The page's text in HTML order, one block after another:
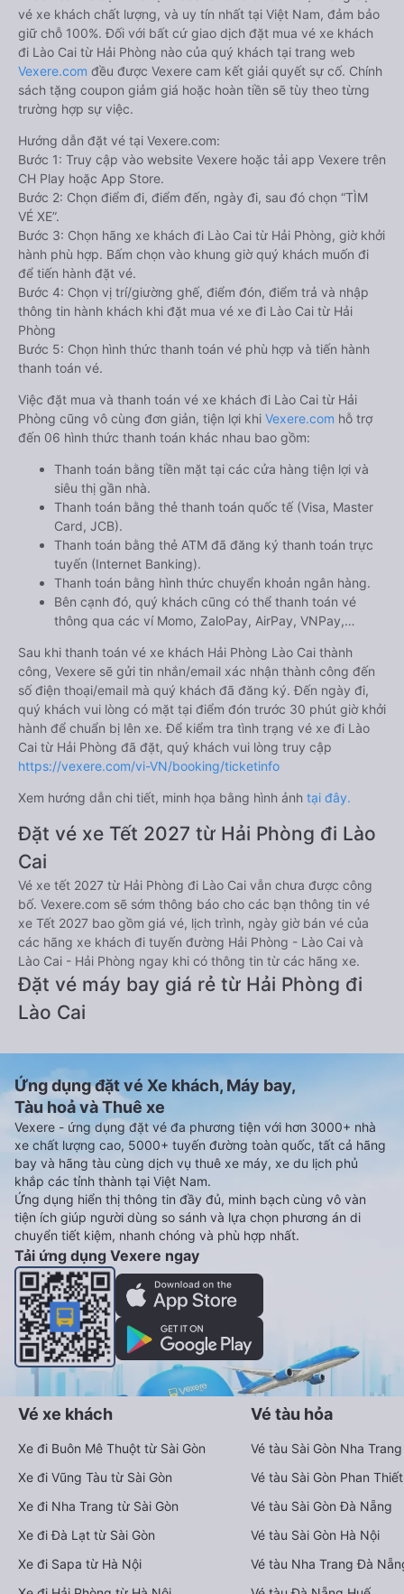
và uy tín nhất
Việc có rất nhiều nhà xe Hải Phòng Lào Cai giúp cho du khách
có đa dạng sự lựa chọn. Đây cũng có thể là một điều bất lợi
làm cho hàng khách không biết nên chọn nhà xe nào là phù
hợp với mình. Bên cạnh đó, việc đảm bảo giữ chỗ, có được
chỗ ngồi yêu thích sau khi đặt vé xe đi Lào Cai từ Hải Phòng
giữa nhà xe với khách hàng sau khi đặt trực tiếp vẫn chưa
được đảm bảo 100%.
Cho nên để dễ dàng so sánh giá, xem đánh giá chất lượng
các nhà xe đi, được đảm bảo quyền lợi cao nhất, được hưởng
nhiều ưu đãi giảm giá vé xe khách Hải Phòng Lào Cai, hành
khách có thể đặt mua tại websiteVexere.com- Hệ thống đặt
vé xe khách chất lượng, và uy tín nhất tại Việt Nam, đảm bảo
giữ chỗ 100%. Đối với bất cứ giao dịch đặt mua vé xe khách
đi Lào Cai từ Hải Phòng nào của quý khách tại trang web
Vexere.com
sách tặng coupon giảm giá hoặc hoàn tiền sẽ tùy theo từng
trường hợp sự việc.
Hướng dẫn đặt vé tại Vexere.com:
Bước 1: Truy cập vào website Vexere hoặc tải app Vexere trên
CH Play hoặc App Store.
Bước 2: Chọn điểm đi, điểm đến, ngày đi, sau đó chọn “TÌM
VÉ XE”.
Bước 3: Chọn hãng xe khách đi Lào Cai từ Hải Phòng, giờ khởi
hành phù hợp. Bấm chọn vào khung giờ quý khách muốn đi
để tiến hành đặt vé.
Bước 4: Chọn vị trí/giường ghế, điểm đón, điểm trả và nhập
thông tin hành khách khi đặt mua vé xe đi Lào Cai từ Hải
Bước 5: Chọn hình thức thanh toán vé phù hợp và tiến hành
thanh toán vé.
Việc đặt mua và thanh toán vé xe khách đi Lào Cai từ Hải
Phòng cũng vô cùng đơn giản, tiện lợi khiVexere.comhỗ trợ
đến 06 hình thức thanh toán khác nhau bao gồm:
Thanh toán bằng tiền mặt tại các cửa hàng tiện lợi và
siêu thị gần nhà.
Thanh toán bằng thẻ thanh toán quốc tế (Visa, Master
Card, JCB).
Thanh toán bằng thẻ ATM đã đăng ký thanh toán trực
tuyến (Internet Banking).
Thanh toán bằng hình thức chuyển khoản ngân hàng.
thông qua các ví Momo, ZaloPay, AirPay, VNPay,…
Sau khi thanh toán vé xe khách Hải Phòng Lào Cai thành
công, Vexere sẽ gửi tin nhắn/email xác nhận thành công đến
số điện thoại/email mà quý khách đã đăng ký. Đến ngày đi,
quý khách vui lòng có mặt tại điểm đón trước 30 phút giờ khởi
hành để chuẩn bị lên xe. Để kiểm tra tình trạng vé xe đi Lào
Cai từ Hải Phòng đã đặt, quý khách vui lòng truy cập
Đặt vé xe Tết 2027 từ Hải Phòng đi Lào
Cai
Vé xe tết 2027 từ Hải Phòng đi Lào Cai vẫn chưa được công
bố. Vexere.com sẽ sớm thông báo cho các bạn thông tin vé
xe Tết 2027 bao gồm giá vé, lịch trình, ngày giờ bán vé của
các hãng xe khách đi tuyến đường Hải Phòng - Lào Cai và
Lào Cai - Hải Phòng ngay khi có thông tin từ các hãng xe.
Đặt vé máy bay giá rẻ từ Hải Phòng đi
Lào Cai
Ứng dụng đặt vé Xe khách, Máy bay,
Tàu hoả và Thuê xe
Vexere - ứng dụng đặt vé đa phương tiện với hơn 3000+ nhà
xe chất lượng cao, 5000+ tuyến đường toàn quốc, tất cả hãng
bay và hãng tàu cùng dịch vụ thuê xe máy, xe du lịch phủ
khắp các tỉnh thành tại Việt Nam.
tiện ích giúp người dùng so sánh và lựa chọn phương án di
chuyển tiết kiệm, nhanh chóng và phù hợp nhất.
Tải ứng dụng Vexere ngay